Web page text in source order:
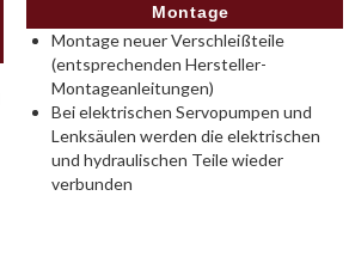
Montage
Montage neuer Verschleißteile
(entsprechenden Hersteller-
Montageanleitungen)
Bei elektrischen Servopumpen und
Lenksäulen werden die elektrischen
und hydraulischen Teile wieder
verbunden